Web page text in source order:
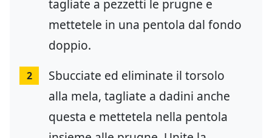
tagliate a pezzetti le prugne e
mettetele in una pentola dal fondo
doppio.
2
Sbucciate ed eliminate il torsolo
alla mela, tagliate a dadini anche
questa e mettetela nella pentola